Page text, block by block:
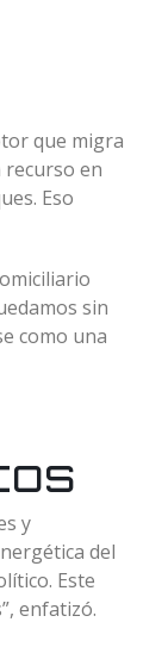
que migra
recurso en
Eso
sin
como una
y
del
Este
enfatizó.